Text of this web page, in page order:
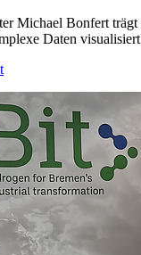
Michael Bonfert
Daten